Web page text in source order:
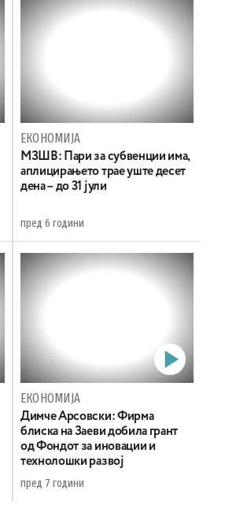
ЕКОНОМИЈА
МЗШВ: Пари за субвенции има,
аплицирањето трае уште десет
дена – до 31 јули
пред 6 години
ЕКОНОМИЈА
Димче Арсовски: Фирма
блиска на Заеви добила грант
од Фондот за иновации и
технолошки развој
пред 7 години